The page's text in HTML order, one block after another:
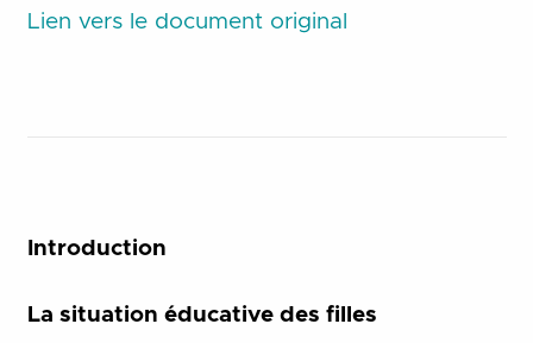
Lien vers le document original
Introduction
La situation éducative des filles